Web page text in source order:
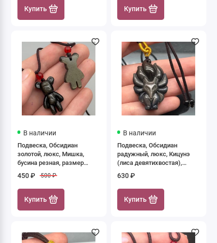
Купить Купить
В наличии
Подвеска, Обсидиан
золотой, люкс, Мишка,
бусина резная, размер
450 ₽ 500 ₽
Купить
В наличии
Подвеска, Обсидиан
радужный, люкс, Кицунэ
(лиса девятихвостая),
44х29 мм, цена за 1 шт.
630 ₽
Купить